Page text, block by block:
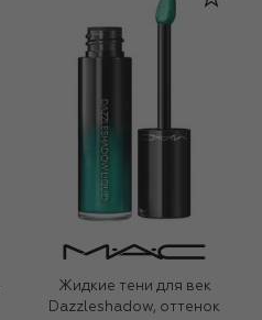
Жидкие тени для век
Dazzleshadow, оттенок